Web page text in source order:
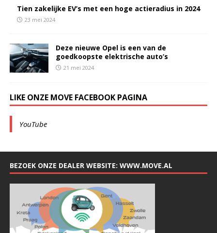
Tien zakelijke EV’s met een hoge actieradius in 2024
23 mei 2024
Deze nieuwe Opel is een van de
goedkoopste elektrische auto’s
21 mei 2024
LIKE ONZE MOVE FACEBOOK PAGINA
YouTube
BEZOEK ONZE DEALER WEBSITE: WWW.MOVE.AL